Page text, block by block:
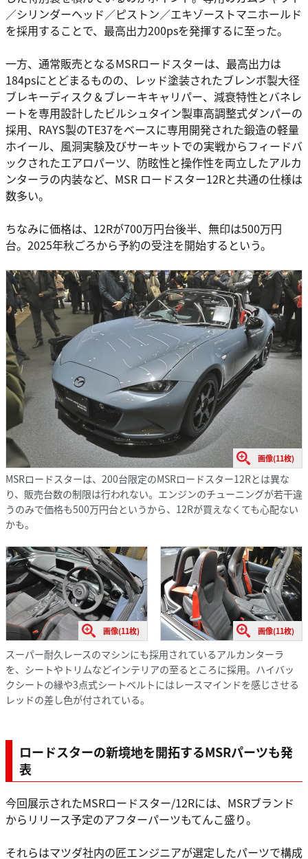
／シリンダーヘッド／ピストン／エキゾーストマニホールド
を採用することで、最高出力200psを発揮するに至った。
一方、通常販売となるMSRロードスターは、最高出力は
184psにとどまるものの、レッド塗装されたブレンボ製大径
ブレキーディスク＆ブレーキキャリパー、減衰特性とバネレ
ートを専用設計したビルシュタイン製車高調整式ダンパーの
採用、RAYS製のTE37をベースに専用開発された鍛造の軽量
ホイール、風洞実験及びサーキットでの実戦からフィードバ
ックされたエアロパーツ、防眩性と操作性を両立したアルカ
ンターラの内装など、MSR ロードスター12Rと共通の仕様は
数多い。
ちなみに価格は、12Rが700万円台後半、無印は500万円
台。2025年秋ごろから予約の受注を開始するという。
画像(11枚)
MSRロードスターは、200台限定のMSRロードスター12Rとは異な
り、販売台数の制限は行われない。エンジンのチューニングが若干違
うのみで価格も500万円台というから、12Rが買えなくても心配ない
かも。
画像(11枚) 画像(11枚)
スーパー耐久レースのマシンにも採用されているアルカンターラ
を、シートやトリムなどインテリアの至るところに採用。ハイバッ
クシートの縁や3点式シートベルトにはレースマインドを感じさせる
レッドの差し色が付されている。
ロードスターの新境地を開拓するMSRパーツも発
表
今回展示されたMSRロードスター/12Rには、MSRブランド
からリリース予定のアフターパーツもてんこ盛り。
それらはマツダ社内の匠エンジニアが選定したパーツで構成